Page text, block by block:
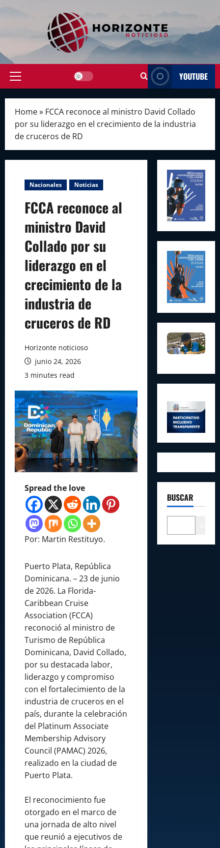
Primary
YOUTUBE
Home» FCCA reconoce al ministro David Collado
por su liderazgo en el crecimiento de la industria
de cruceros de RD
Nacionales Noticias
FCCA reconoce al
ministro David
Collado por su
liderazgo en el
crecimiento de la
industria de
cruceros de RD
Horizonte noticioso
junio 24, 2026
3 minutes read
Spread the love
Por: Martin Restituyo.
Puerto Plata, República
Dominicana. – 23 de junio
de 2026. La Florida-
Caribbean Cruise
Association (FCCA)
reconoció al ministro de
Turismo de República
Dominicana, David Collado,
por su destacada labor,
liderazgo y compromiso
con el fortalecimiento de la
industria de cruceros en el
país, durante la celebración
del Platinum Associate
Membership Advisory
Council (PAMAC) 2026,
realizado en la ciudad de
Puerto Plata.
El reconocimiento fue
otorgado en el marco de
una jornada de alto nivel
que reunió a ejecutivos de
BUSCAR